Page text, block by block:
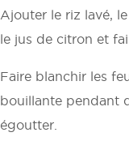
Ajouter le riz lavé,
le jus de citron et
Faire blanchir les
bouillante pendant
égoutter.